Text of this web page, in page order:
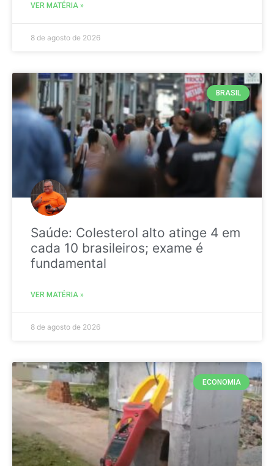
VER MATÉRIA »
8 de agosto de 2026
BRASIL
Saúde: Colesterol alto atinge 4 em
cada 10 brasileiros; exame é
fundamental
VER MATÉRIA »
8 de agosto de 2026
ECONOMIA